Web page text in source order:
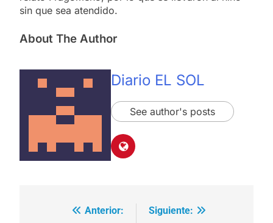
sin que sea atendido.
About The Author
Diario EL SOL
See author's posts
Navegación
Anterior:
Siguiente: